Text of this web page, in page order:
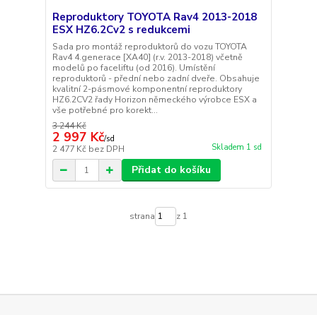
Reproduktory TOYOTA Rav4 2013-2018
ESX HZ6.2Cv2 s redukcemi
Sada pro montáž reproduktorů do vozu TOYOTA
Rav4 4.generace [XA40] (r.v. 2013-2018) včetně
modelů po faceliftu (od 2016). Umístění
reproduktorů - přední nebo zadní dveře. Obsahuje
kvalitní 2-pásmové komponentní reproduktory
HZ6.2CV2 řady Horizon německého výrobce ESX a
vše potřebné pro korekt...
3 244 Kč
2 997 Kč/sd
2 477 Kč bez DPH Skladem 1 sd
Přidat do košíku
strana z 1